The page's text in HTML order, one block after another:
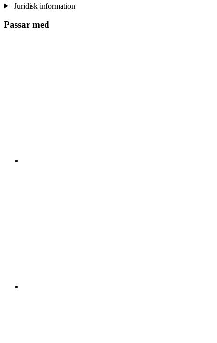
Juridisk information
Passar med